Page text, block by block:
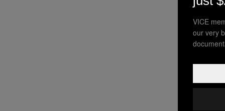
VICE
our very